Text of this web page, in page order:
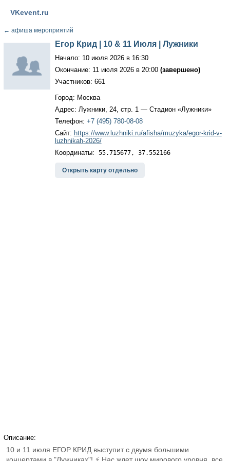
VKevent.ru
← афиша мероприятий
Егор Крид | 10 & 11 Июля | Лужники
Начало: 10 июля 2026 в 16:30
Окончание: 11 июля 2026 в 20:00 (завершено)
Участников: 661
Город: Москва
Адрес: Лужники, 24, стр. 1 — Стадион «Лужники»
Телефон: +7 (495) 780-08-08
Сайт: https://www.luzhniki.ru/afisha/muzyka/egor-krid-v-
luzhnikah-2026/
Координаты: 55.715677, 37.552166
Открыть карту отдельно
Описание:
10 и 11 июля ЕГОР КРИД выступит с двумя большими